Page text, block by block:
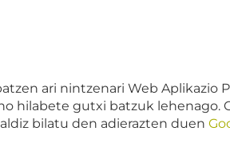
ari nintzenari Web Aplikazio
hilabete gutxi batzuk lehenago.
bilatu den adierazten duen